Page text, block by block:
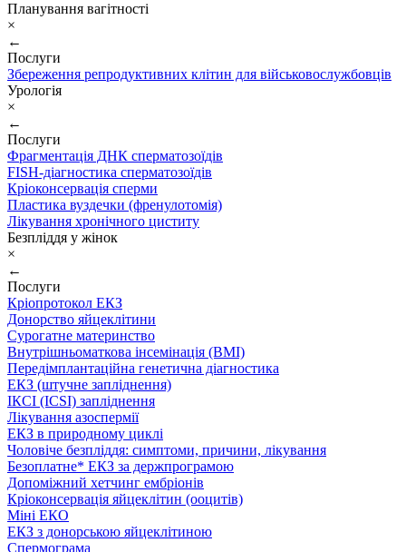
Планування вагітності
×
←
Послуги
Збереження репродуктивних клітин для військовослужбовців
Урологія
×
←
Послуги
Фрагментація ДНК сперматозоїдів
FISH-діагностика сперматозоїдів
Кріоконсервація сперми
Пластика вуздечки (френулотомія)
Лікування хронічного циститу
Безпліддя у жінок
×
←
Послуги
Кріопротокол ЕКЗ
Донорство яйцеклітини
Сурогатне материнство
Внутрішньоматкова інсемінація (ВМІ)
Передімплантаційна генетична діагностика
ЕКЗ (штучне запліднення)
ІКСІ (ICSI) запліднення
Лікування азоспермії
ЕКЗ в природному циклі
Чоловіче безпліддя: симптоми, причини, лікування
Безоплатне* ЕКЗ за держпрограмою
Допоміжний хетчинг ембріонів
Кріоконсервація яйцеклітин (ооцитів)
Міні ЕКО
ЕКЗ з донорською яйцеклітиною
Спермограма